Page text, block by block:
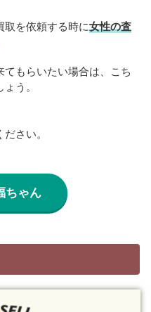
取を依頼する時に女性の査
もらいたい場合は、こち
う。
さい。
ちゃん